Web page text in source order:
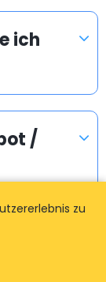
ich
/
zu